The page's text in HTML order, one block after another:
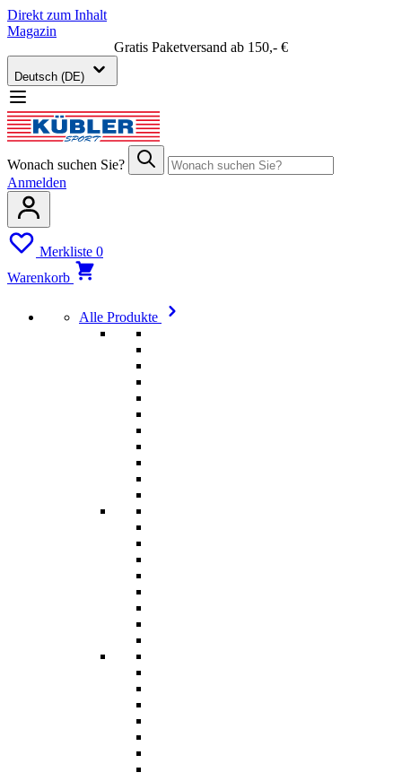
Direkt zum Inhalt
Magazin
Gratis Paketversand ab 150,- €
Deutsch (DE)
Wonach suchen Sie?
Anmelden
Merkliste 0
Warenkorb
Alle Produkte